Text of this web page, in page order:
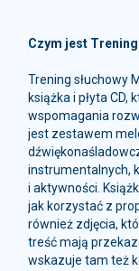
książka i płyta
wspomagania
jest zestawem
instrumentalnych,
i aktywności.
jak korzystać z
również zdjęcia,
treść mają
wskazuje tam też
oraz podaje